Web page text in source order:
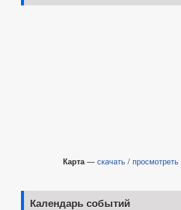
Карта— скачать / просмотреть
Календарь событий